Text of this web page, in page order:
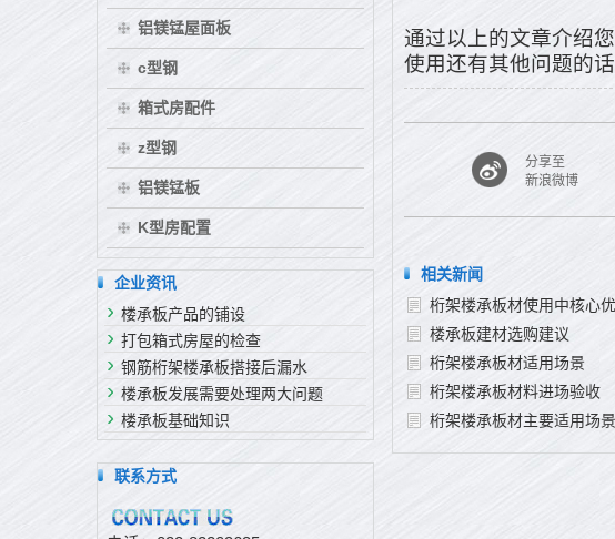
通过以上的文章介绍
使用还有其他问题的
分享至
新浪微博
相关新闻
桁架楼承板材使用中核心
楼承板建材选购建议
桁架楼承板材适用场景
桁架楼承板材料进场验收
桁架楼承板材主要适用场景
铝镁锰屋面板
c型钢
箱式房配件
z型钢
铝镁锰板
K型房配置
企业资讯
楼承板产品的铺设
打包箱式房屋的检查
钢筋桁架楼承板搭接后漏水
楼承板发展需要处理两大问题
楼承板基础知识
联系方式